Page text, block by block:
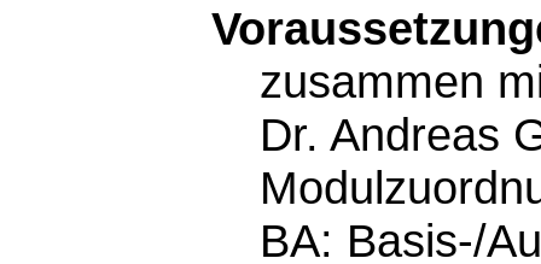
zusammen
Dr. Andreas
BA: Basis-/